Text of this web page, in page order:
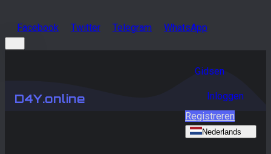
Facebook Twitter Telegram WhatsApp
D4Y.online
Gidsen
Inloggen
Registreren
Nederlands